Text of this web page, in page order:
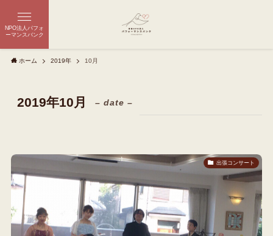
NPO法人パフォ
ーマンスバンク
ホーム 2019年 10月
2019年10月 – date –
出張コンサート